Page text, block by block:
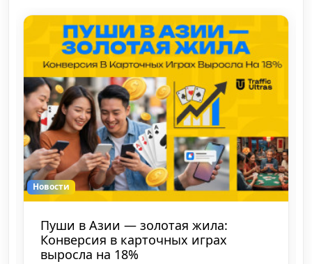
Новости
Пуши в Азии — золотая жила:
Конверсия в карточных играх
выросла на 18%